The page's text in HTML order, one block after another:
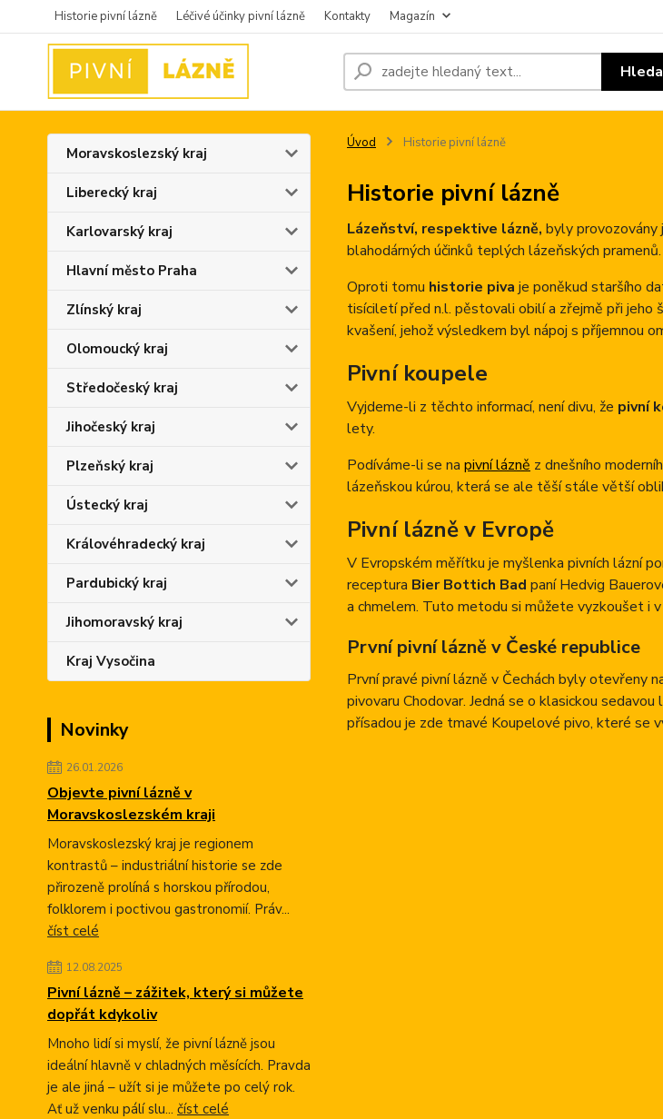
Historie pivní lázně Léčivé účinky pivní lázně Kontakty Magazín
Moravskoslezský kraj
Liberecký kraj
Karlovarský kraj
Hlavní město Praha
Zlínský kraj
Olomoucký kraj
Středočeský kraj
Jihočeský kraj
Plzeňský kraj
Ústecký kraj
Královéhradecký kraj
Pardubický kraj
Jihomoravský kraj
Kraj Vysočina
Novinky
26.01.2026
Objevte pivní lázně v
Moravskoslezském kraji
Moravskoslezský kraj je regionem
kontrastů – industriální historie se zde
přirozeně prolíná s horskou přírodou,
folklorem i poctivou gastronomií. Práv...
číst celé
12.08.2025
Pivní lázně – zážitek, který si můžete
dopřát kdykoliv
Mnoho lidí si myslí, že pivní lázně jsou
ideální hlavně v chladných měsících. Pravda
je ale jiná – užít si je můžete po celý rok.
Ať už venku pálí slu... číst celé
Úvod Historie pivní lázně
Historie pivní lázně
Lázeňství, respektive lázně, byly provozovány
blahodárných účinků teplých lázeňských pramenů.
Oproti tomu historie piva je poněkud staršího
tisíciletí před n.l. pěstovali obilí a zřejmě při jeho
kvašení, jehož výsledkem byl nápoj s příjemnou
Pivní koupele
Vyjdeme-li z těchto informací, není divu, že pivní
lety.
Podíváme-li se na pivní lázně z dnešního
lázeňskou kúrou, která se ale těší stále větší
Pivní lázně v Evropě
V Evropském měřítku je myšlenka pivních lázní
receptura Bier Bottich Bad paní Hedvig
a chmelem. Tuto metodu si můžete vyzkoušet i v
První pivní lázně v České republice
První pravé pivní lázně v Čechách byly otevřeny
pivovaru Chodovar. Jedná se o klasickou
přísadou je zde tmavé Koupelové pivo, které se